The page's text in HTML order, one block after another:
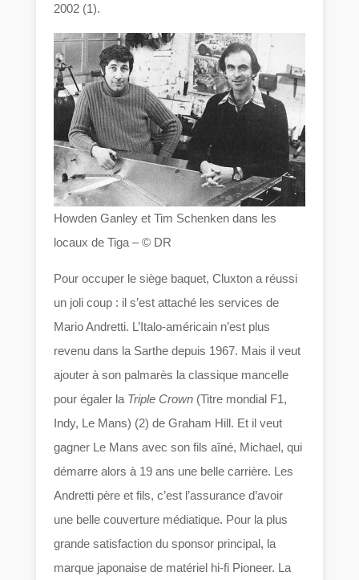
2002 (1).
Howden Ganley et Tim Schenken dans les
locaux de Tiga – © DR
Pour occuper le siège baquet, Cluxton a réussi
un joli coup : il s’est attaché les services de
Mario Andretti. L’Italo-américain n’est plus
revenu dans la Sarthe depuis 1967. Mais il veut
ajouter à son palmarès la classique mancelle
pour égaler la Triple Crown (Titre mondial F1,
Indy, Le Mans) (2) de Graham Hill. Et il veut
gagner Le Mans avec son fils aîné, Michael, qui
démarre alors à 19 ans une belle carrière. Les
Andretti père et fils, c’est l’assurance d’avoir
une belle couverture médiatique. Pour la plus
grande satisfaction du sponsor principal, la
marque japonaise de matériel hi-fi Pioneer. La